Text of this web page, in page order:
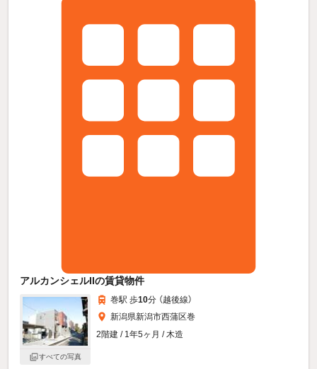
アルカンシェルIIの賃貸物件
すべての写真
巻駅 歩10分 （越後線）
新潟県新潟市西蒲区巻
2階建 / 1年5ヶ月 / 木造